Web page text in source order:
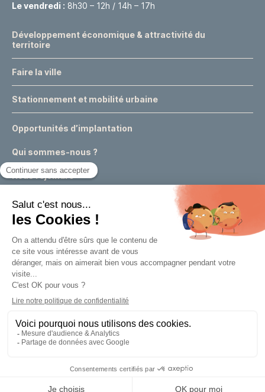
Le vendredi : 8h30 – 12h / 14h – 17h
Développement économique & attractivité du
territoire
Faire la ville
Stationnement et mobilité urbaine
Opportunités d’implantation
Qui sommes-nous ?
Nous rejoindre
Actualités
Événements
Expertises & conseils urbains
Appels à projets
Un outil de la
Métropole Européenne de Lille
Mentions légales
Politique de confidentialité